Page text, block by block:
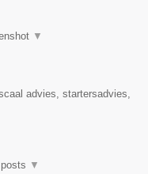
▼
advies, startersadvies,
▼